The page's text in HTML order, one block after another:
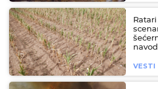
VESTI